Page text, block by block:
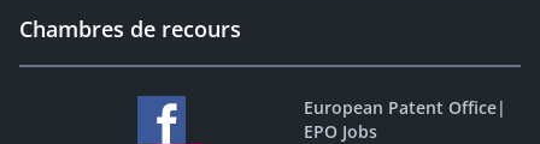
Chambres de recours
European Patent Office|
EPO Jobs